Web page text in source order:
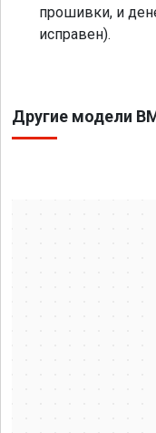
прошивки, и
исправен).
Другие модели